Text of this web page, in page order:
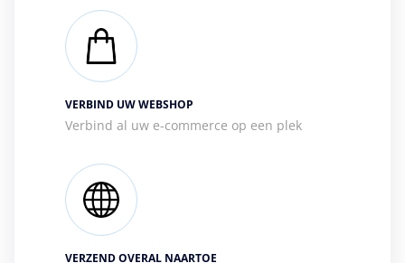
VERBIND UW WEBSHOP
Verbind al uw e-commerce op een plek
VERZEND OVERAL NAARTOE